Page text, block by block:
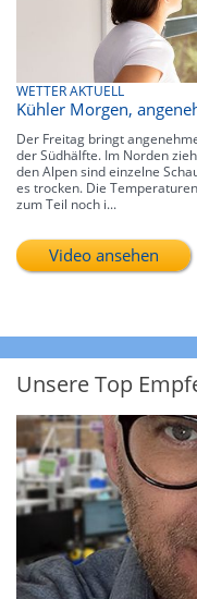
WETTER AKTUELL
Kühler Morgen,
Der Freitag bringt
der Südhälfte. Im Norden
den Alpen sind einzelne
es trocken. Die
zum Teil noch i...
Video ansehen
Unsere Top